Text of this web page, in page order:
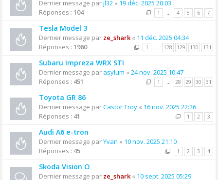
Dernier message parjl32 « 19 déc. 2025 20:03
Réponses : 104 1 … 4 5 6 7
Tesla Model 3
Dernier message par ze_shark« 11 déc. 2025 04:34
Réponses : 1960 1 … 128 129 130 131
Subaru Impreza WRX STI
Dernier message par asylum « 24 nov. 2025 10:47
Réponses : 451 1 … 28 29 30 31
Toyota GR 86
Dernier message parCastor Troy « 16 nov. 2025 22:26
Réponses : 41 1 2 3
Audi A6 e-tron
Dernier message parYvan « 10 nov. 2025 21:10
Réponses : 45 1 2 3 4
Skoda Vision O
Dernier message par ze_shark« 10 sept. 2025 05:29